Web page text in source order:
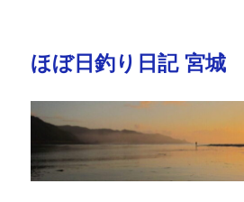
ほぼ日釣り日記 宮城